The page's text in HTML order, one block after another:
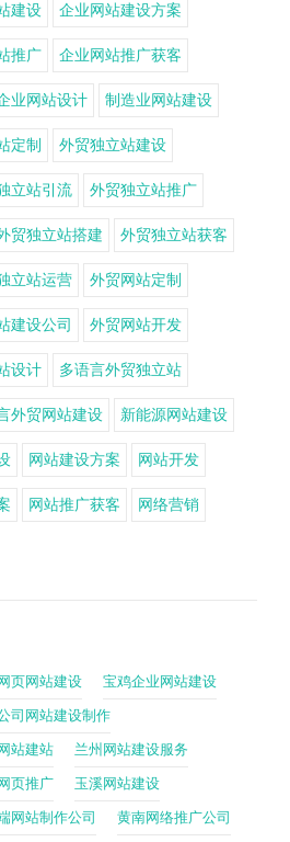
建设 企业网站建设方案
推广 企业网站推广获客
业网站设计 制造业网站建设
定制 外贸独立站建设
立站引流 外贸独立站推广
贸独立站搭建 外贸独立站获客
立站运营 外贸网站定制
建设公司 外贸网站开发
设计 多语言外贸独立站
外贸网站建设 新能源网站建设
网站建设方案 网站开发
网站推广获客 网络营销
页网站建设 宝鸡企业网站建设
司网站建设制作
站建站 兰州网站建设服务
页推广 玉溪网站建设
网站制作公司 黄南网络推广公司